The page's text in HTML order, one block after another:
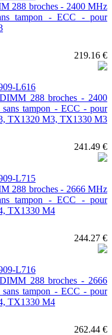
288 broches - 2400 MHz
tampon - ECC - pour
219.16 €
288 broches - 2400
tampon - ECC - pour
TX1320 M3, TX1330 M3
241.49 €
288 broches - 2666 MHz
tampon - ECC - pour
TX1330 M4
244.27 €
288 broches - 2666
tampon - ECC - pour
TX1330 M4
262.44 €